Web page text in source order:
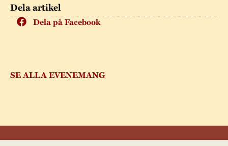
Dela artikel
Dela på Facebook
SE ALLA EVENEMANG